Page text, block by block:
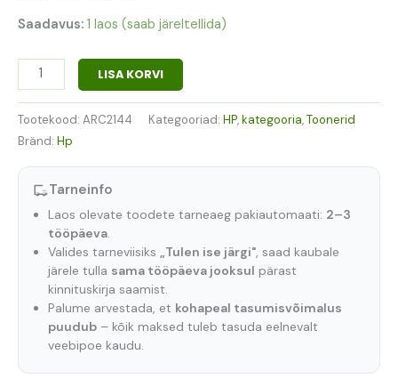
Saadavus: 1 laos (saab järeltellida)
LISA KORVI
Tootekood: ARC2144 Kategooriad: HP,kategooria,Toonerid
Bränd: Hp
Tarneinfo
Laos olevate toodete tarneaeg pakiautomaati: 2–3
tööpäeva.
Valides tarneviisiks „Tulen ise järgi", saad kaubale
järele tulla sama tööpäeva jooksul pärast
kinnituskirja saamist.
Palume arvestada, et kohapeal tasumisvõimalus
puudub– kõik maksed tuleb tasuda eelnevalt
veebipoe kaudu.